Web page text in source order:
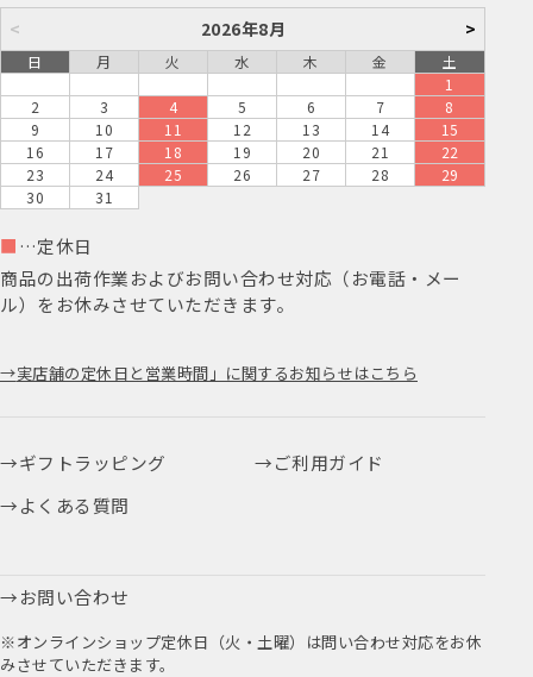
< 2026年8月 >
日 月 火 水 木 金
土
1
2
3 4 5 6 7
8
9
10 11 12 13 14
15
16
17 18 19 20 21
22
23
24 25 26 27 28
29
30
31
■ …定休日
商品の出荷作業およびお問い合わせ対応（お電話・メー
ル）をお休みさせていただきます。
実店舗の定休日と営業時間」に関するお知らせはこちら
ギフトラッピング
ご利用ガイド
よくある質問
お問い合わせ
※オンラインショップ定休日（火・土曜）は問い合わせ対応をお休
みさせていただきます。